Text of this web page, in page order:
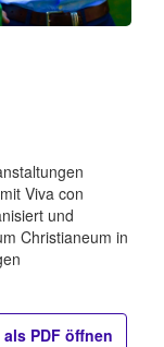
Viva con
und
Christianeum in
PDF öffnen